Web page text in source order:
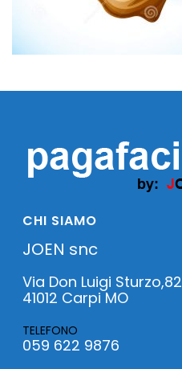
CHI SIAMO
JOEN snc
Via Don Luigi Sturzo,82
41012 Carpi MO
TELEFONO
059 622 9876